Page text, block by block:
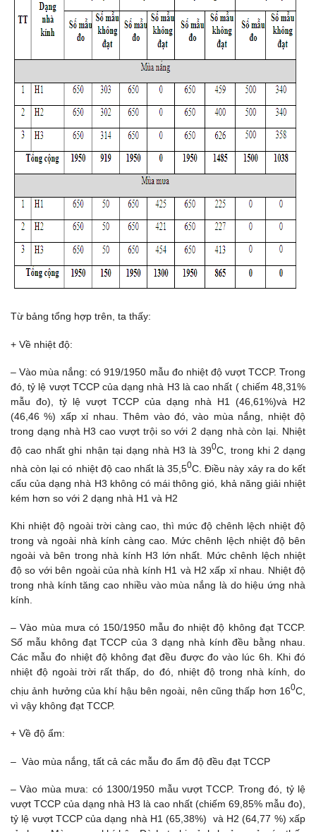
Từ bảng tổng hợp trên, ta thấy:
+ Về nhiệt độ:
– Vào mùa nắng: có 919/1950 mẫu đo nhiệt độ vượt TCCP. Trong
đó, tỷ lệ vượt TCCP của dạng nhà H3 là cao nhất ( chiếm 48,31%
mẫu đo), tỷ lệ vượt TCCP của dạng nhà H1 (46,61%)và H2
(46,46 %) xấp xỉ nhau. Thêm vào đó, vào mùa nắng, nhiệt độ
trong dạng nhà H3 cao vượt trội so với 2 dạng nhà còn lại. Nhiệt
độ cao nhất ghi nhận tại dạng nhà H3 là 390C, trong khi 2 dạng
nhà còn lại có nhiệt độ cao nhất là 35,50C. Điều này xảy ra do kết
cấu của dạng nhà H3 không có mái thông gió, khả năng giải nhiệt
kém hơn so với 2 dạng nhà H1 và H2
Khi nhiệt độ ngoài trời càng cao, thì mức độ chênh lệch nhiệt độ
trong và ngoài nhà kính càng cao. Mức chênh lệch nhiệt độ bên
ngoài và bên trong nhà kính H3 lớn nhất. Mức chênh lệch nhiệt
độ so với bên ngoài của nhà kính H1 và H2 xấp xỉ nhau. Nhiệt độ
trong nhà kính tăng cao nhiều vào mùa nắng là do hiệu ứng nhà
kính.
– Vào mùa mưa có 150/1950 mẫu đo nhiệt độ không đạt TCCP.
Số mẫu không đạt TCCP của 3 dạng nhà kính đều bằng nhau.
Các mẫu đo nhiệt độ không đạt đều được đo vào lúc 6h. Khi đó
nhiệt độ ngoài trời rất thấp, do đó, nhiệt độ trong nhà kính, do
chịu ảnh hưởng của khí hậu bên ngoài, nên cũng thấp hơn 160C,
vì vậy không đạt TCCP.
+ Về độ ẩm:
– Vào mùa nắng, tất cả các mẫu đo ẩm độ đều đạt TCCP
– Vào mùa mưa: có 1300/1950 mẫu vượt TCCP. Trong đó, tỷ lệ
vượt TCCP của dạng nhà H3 là cao nhất (chiếm 69,85% mẫu đo),
tỷ lệ vượt TCCP của dạng nhà H1 (65,38%) và H2 (64,77 %) xấp